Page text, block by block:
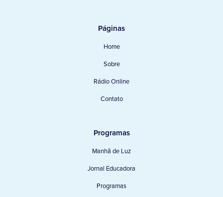
Páginas
Home
Sobre
Rádio Online
Contato
Programas
Manhã de Luz
Jornal Educadora
Programas